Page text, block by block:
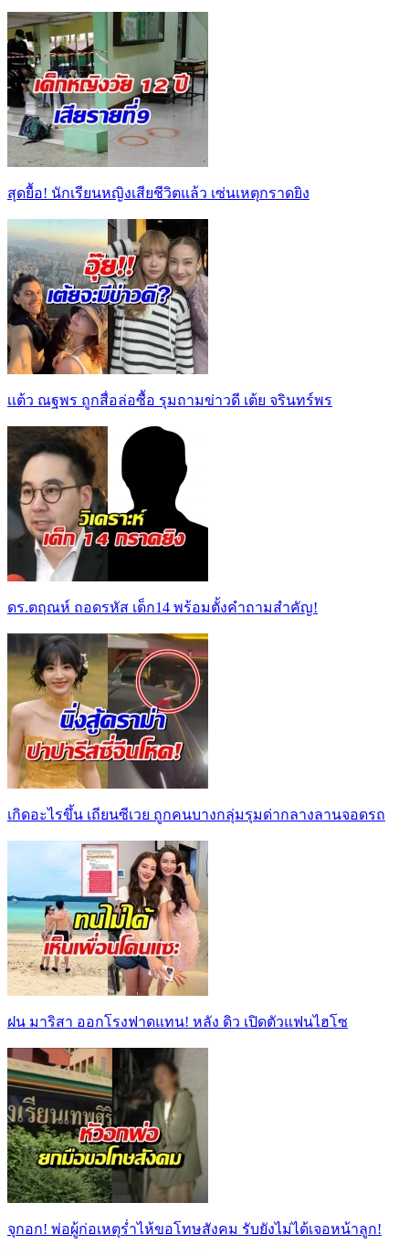
สุดยื้อ! นักเรียนหญิงเสียชีวิตแล้ว เซ่นเหตุกราดยิง
เเต้ว ณฐพร ถูกสื่อล่อซื้อ รุมถามข่าวดี เต้ย จรินทร์พร
ดร.ตฤณห์ ถอดรหัส เด็ก14 พร้อมตั้งคำถามสำคัญ!
เกิดอะไรขึ้น เถียนซีเวย ถูกคนบางกลุ่มรุมด่ากลางลานจอดรถ
ฝน มาริสา ออกโรงฟาดแทน! หลัง ดิว เปิดตัวแฟนไฮโซ
จุกอก! พ่อผู้ก่อเหตุร่ำไห้ขอโทษสังคม รับยังไม่ได้เจอหน้าลูก!